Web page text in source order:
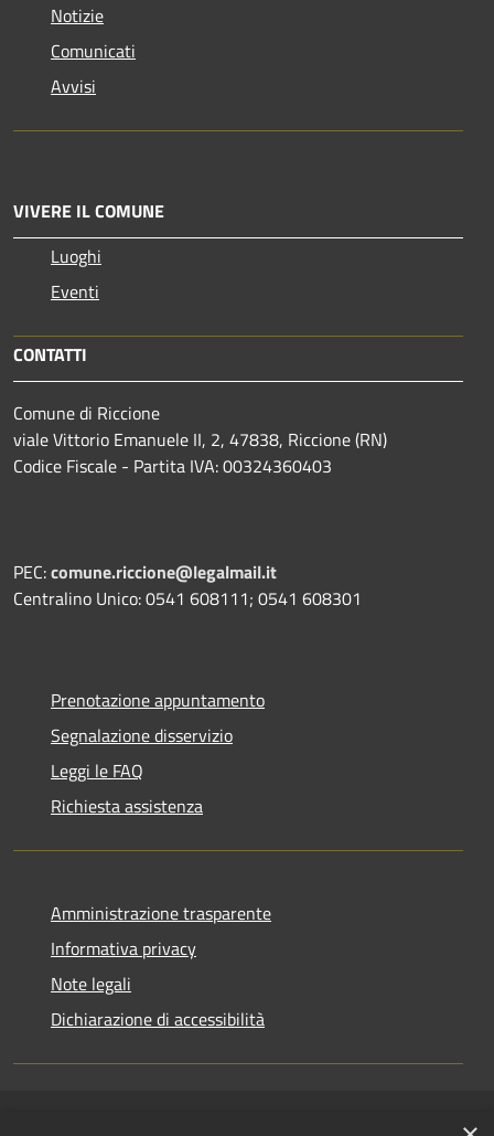
Notizie
Comunicati
Avvisi
VIVERE IL COMUNE
Luoghi
Eventi
CONTATTI
Comune di Riccione
viale Vittorio Emanuele II, 2, 47838, Riccione (RN)
Codice Fiscale - Partita IVA: 00324360403
PEC:comune.riccione@legalmail.it
Centralino Unico: 0541 608111; 0541 608301
Prenotazione appuntamento
Segnalazione disservizio
Leggi le FAQ
Richiesta assistenza
Amministrazione trasparente
Informativa privacy
Note legali
Dichiarazione di accessibilità
Copyright © 2026 • Comune di